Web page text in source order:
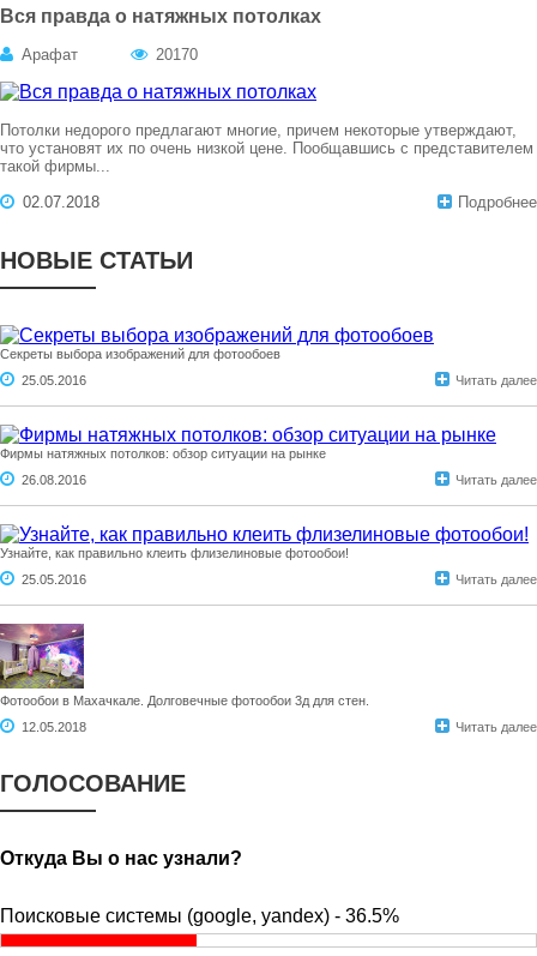
Вся правда о натяжных потолках
Арафат 20170
Потолки недорого предлагают многие, причем некоторые утверждают,
что установят их по очень низкой цене. Пообщавшись с представителем
такой фирмы...
02.07.2018
Подробнее
НОВЫЕ СТАТЬИ
Секреты выбора изображений для фотообоев
25.05.2016
Читать далее
Фирмы натяжных потолков: обзор ситуации на рынке
26.08.2016
Читать далее
Узнайте, как правильно клеить флизелиновые фотообои!
25.05.2016
Читать далее
Фотообои в Махачкале. Долговечные фотообои 3д для стен.
12.05.2018
Читать далее
ГОЛОСОВАНИЕ
Откуда Вы о нас узнали?
Поисковые системы (google, yandex) - 36.5%